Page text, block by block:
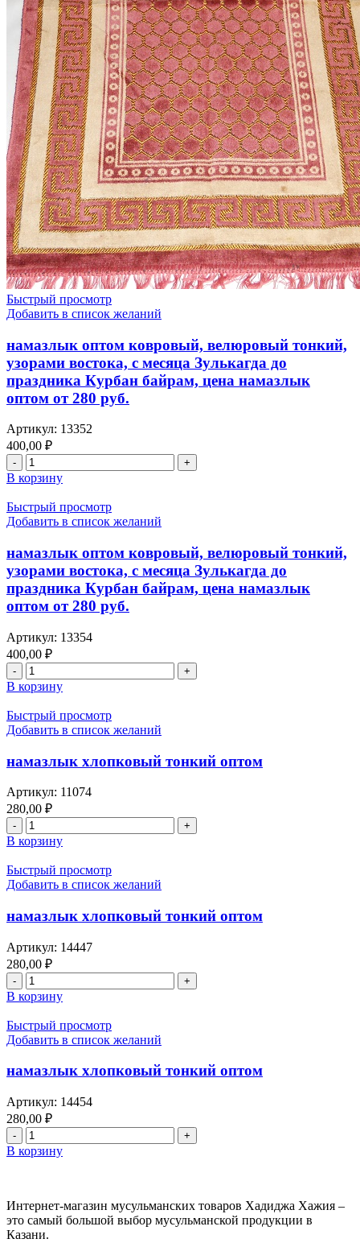
Быстрый просмотр
Добавить в список желаний
намазлык оптом ковровый, велюровый тонкий,
узорами востока, с месяца Зулькагда до
праздника Курбан байрам, цена намазлык
оптом от 280 руб.
Артикул: 13352
400,00 ₽
В корзину
Быстрый просмотр
Добавить в список желаний
намазлык оптом ковровый, велюровый тонкий,
узорами востока, с месяца Зулькагда до
праздника Курбан байрам, цена намазлык
оптом от 280 руб.
Артикул: 13354
400,00 ₽
В корзину
Быстрый просмотр
Добавить в список желаний
намазлык хлопковый тонкий оптом
Артикул: 11074
280,00 ₽
В корзину
Быстрый просмотр
Добавить в список желаний
намазлык хлопковый тонкий оптом
Артикул: 14447
280,00 ₽
В корзину
Быстрый просмотр
Добавить в список желаний
намазлык хлопковый тонкий оптом
Артикул: 14454
280,00 ₽
В корзину
Интернет-магазин мусульманских товаров Хадиджа Хажия –
это самый большой выбор мусульманской продукции в
Казани.